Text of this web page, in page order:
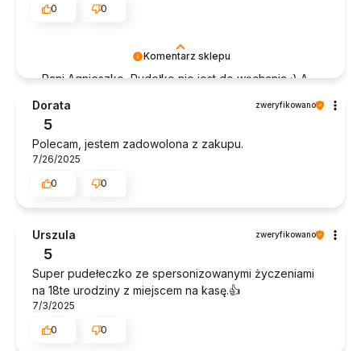
Komentarz sklepu
Pani Agnieszko, Pudełko nie jest do wąchania ;) A
intensywny. Jesteśmy pewni że zapach
podarowanych pieniędzy ucieszy najbardziej ;)
0
0
Dorata zweryfikowano
5
Polecam, jestem zadowolona z zakupu.
7/26/2025
0
0
Urszula zweryfikowano
5
Super pudełeczko ze spersonizowanymi życzeniami
na 18te urodziny z miejscem na kasę.👍️
7/3/2025
0
0